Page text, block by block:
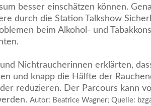
besser einschätzen können.
durch die Station Talkshow
beim Alkohol- und
Nichtraucherinnen erklärten,
und knapp die Hälfte der
reduzieren. Der Parcours kann
Autor: Beatrice Wagner; Quelle: